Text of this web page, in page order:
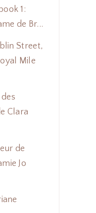
1:
de Br...
Street,
Mile
Clara
de
Jo